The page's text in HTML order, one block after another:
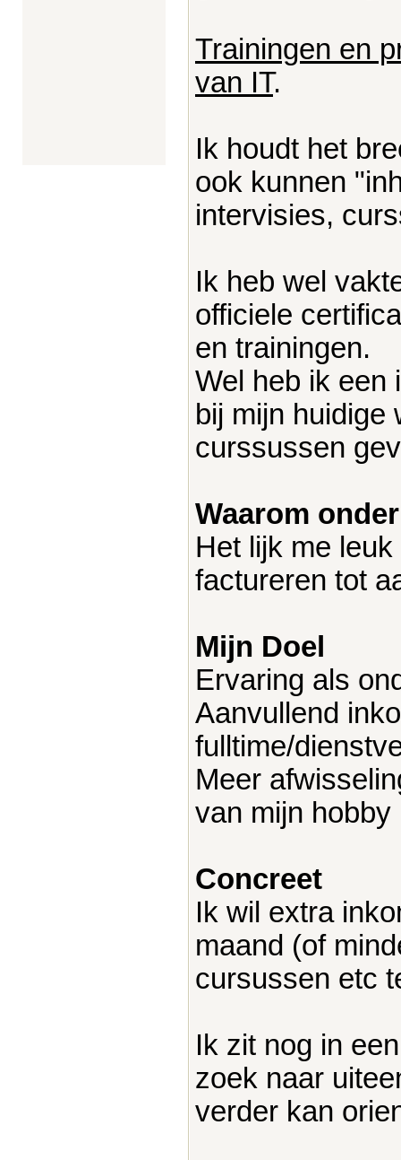
Trainingen en
van IT.
Ik houdt het
ook kunnen
intervisies,
Ik heb wel
officiele
en trainingen.
Wel heb ik een
bij mijn huidige
curssussen
Waarom
Het lijk me
factureren tot
Mijn Doel
Ervaring als
Aanvullend
fulltime/
Meer
van mijn
Concreet
Ik wil extra
maand (of
cursussen etc
Ik zit nog in
zoek naar
verder kan